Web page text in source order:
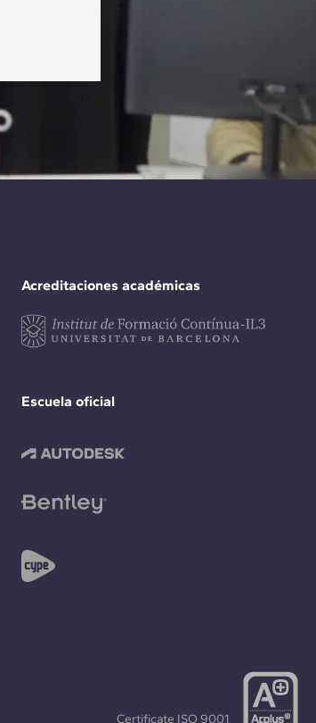
Acreditaciones académicas
Escuela oficial
Certificate ISO 9001